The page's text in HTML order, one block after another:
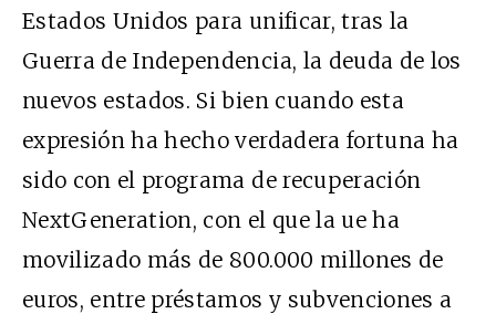
Estados Unidos para unificar, tras la
Guerra de Independencia, la deuda de los
nuevos estados. Si bien cuando esta
expresión ha hecho verdadera fortuna ha
sido con el programa de recuperación
NextGeneration, con el que la ue ha
movilizado más de 800.000 millones de
euros, entre préstamos y subvenciones a